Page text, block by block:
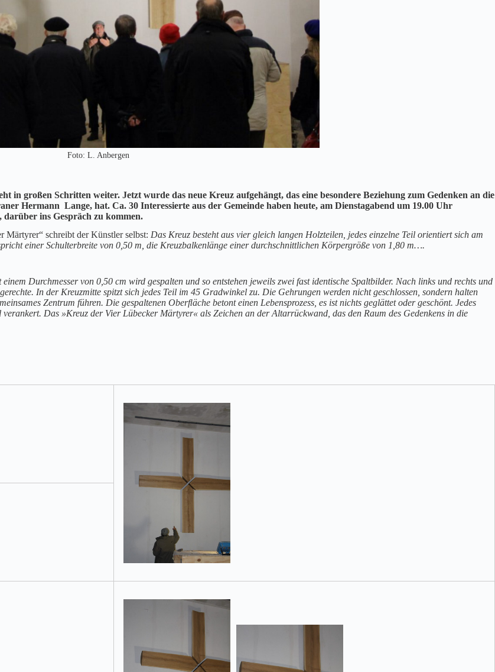
Foto: L. Anbergen
in großen Schritten weiter. Jetzt wurde das neue Kreuz aufgehängt, das eine besondere Beziehung zum Gedenken an die
Hermann Lange, hat. Ca. 30 Interessierte aus der Gemeinde haben heute, am Dienstagabend um 19.00 Uhr
ins Gespräch zu kommen.
Märtyrer“ schreibt der Künstler selbst: Das Kreuz besteht aus vier gleich langen Holzteilen, jedes einzelne Teil orientiert sich am
einer Schulterbreite von 0,50 m, die Kreuzbalkenlänge einer durchschnittlichen Körpergröße von 1,80 m….
Durchmesser von 0,50 cm wird gespalten und so entstehen jeweils zwei fast identische Spaltbilder. Nach links und rechts und
In der Kreuzmitte spitzt sich jedes Teil im 45 Gradwinkel zu. Die Gehrungen werden nicht geschlossen, sondern halten
Zentrum führen. Die gespaltenen Oberﬂäche betont einen Lebensprozess, es ist nichts geglättet oder geschönt. Jedes
Das »Kreuz der Vier Lübecker Märtyrer« als Zeichen an der Altarrückwand, das den Raum des Gedenkens in die